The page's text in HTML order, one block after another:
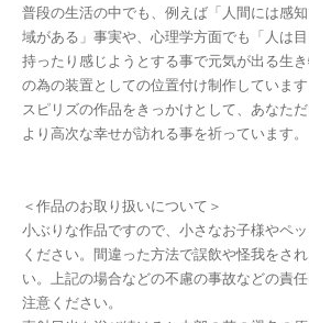
普段の生活の中でも、例えば「人間には感
域がある」事実や、心理学方面でも「人は
持ったり感じようとする事で元気が出る生
の為の装置としての位置付け制作しています
スピリズの作品をきっかけとして、あなた
より高次な幸せが訪れる事を祈っています。
＜作品のお取り扱いについて＞
小ぶりな作品ですので、小さなお子様やペ
ください。間違った方法で誤飲や怪我をさ
い。上記の場合などの不慮の事故などの責
注意ください。